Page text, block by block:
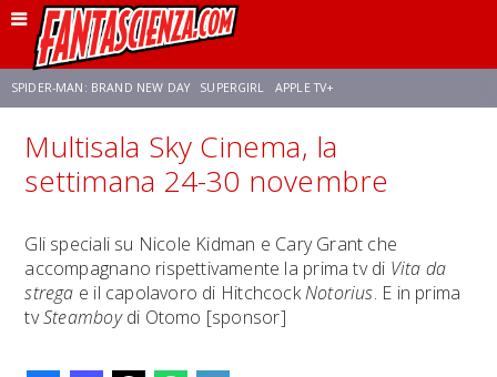
SPIDER-MAN: BRAND NEW DAY SUPERGIRL APPLE TV+
FRANCO RICCIARDIELLO ZENDAYA STAR TREK AVENGERS: DOOMSDAY
Multisala Sky Cinema, la
settimana 24-30 novembre
Gli speciali su Nicole Kidman e Cary Grant che
accompagnano rispettivamente la prima tv di Vita da
strega e il capolavoro di HitchcockNotorius. E in prima
tvSteamboydi Otomo [sponsor]